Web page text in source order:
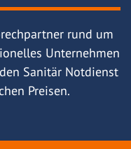
rund um
Unternehmen
Sanitär Notdienst
Preisen.